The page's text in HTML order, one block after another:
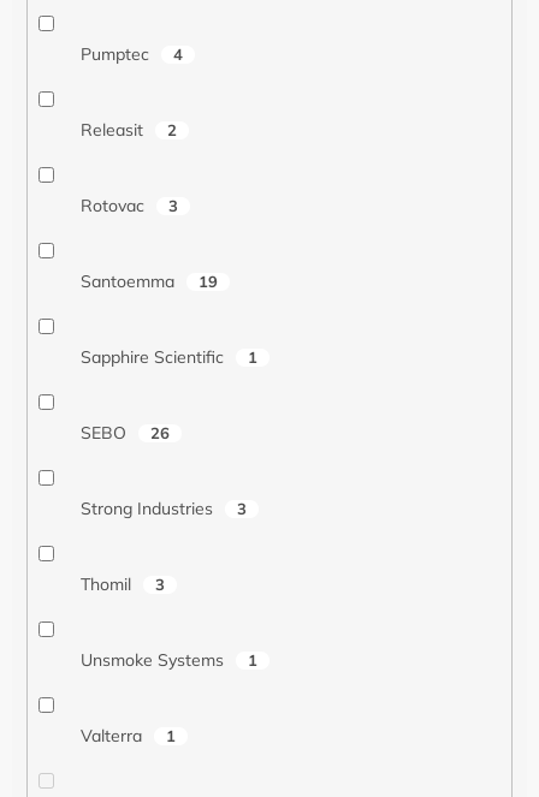
Pumptec 4
Releasit 2
Rotovac 3
Santoemma 19
Sapphire Scientific 1
SEBO 26
Strong Industries 3
Thomil 3
Unsmoke Systems 1
Valterra 1